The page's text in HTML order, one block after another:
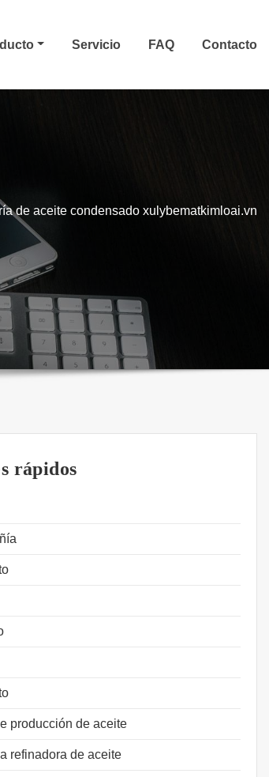
Servicio FAQ Contacto
de aceite condensado xulybematkimloai.vn
rápidos
producción de aceite
refinadora de aceite